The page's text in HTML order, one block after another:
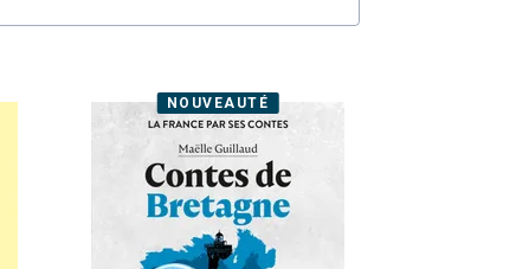
NOUVEAUTÉ